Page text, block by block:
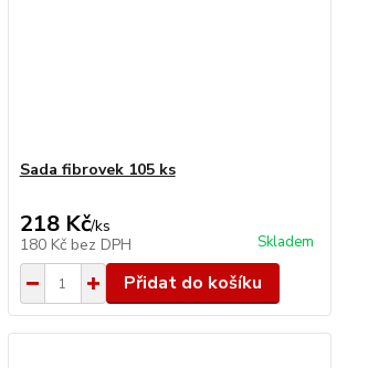
Sada fibrovek 105 ks
218 Kč/ks
180 Kč bez DPH Skladem
Přidat do košíku